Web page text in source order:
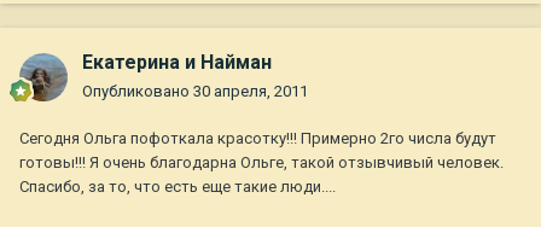
Екатерина и Найман
Опубликовано 30 апреля, 2011
Сегодня Ольга пофоткала красотку!!! Примерно 2го числа будут
готовы!!! Я очень благодарна Ольге, такой отзывчивый человек.
Спасибо, за то, что есть еще такие люди....